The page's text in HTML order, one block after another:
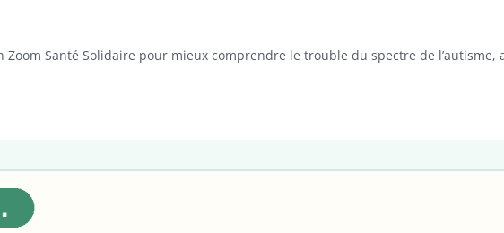
Zoom Santé Solidaire pour mieux comprendre le trouble du spectre de l’autisme,